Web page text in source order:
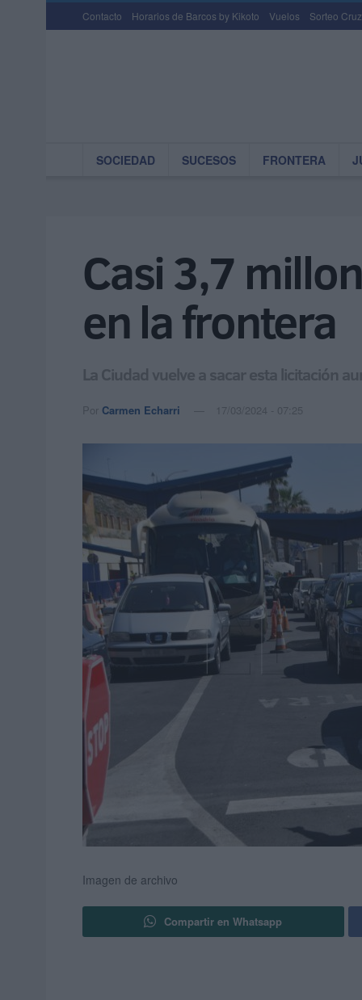
Contacto Horarios de Barcos by Kikoto Vuelos Sorteo
SOCIEDAD SUCESOS FRONTERA
Casi 3,7
en la frontera
La Ciudad vuelve a sacar esta licitación
Por Carmen Echarri 17/03/2024 - 07:25
Imagen de archivo
Compartir en Whatsapp